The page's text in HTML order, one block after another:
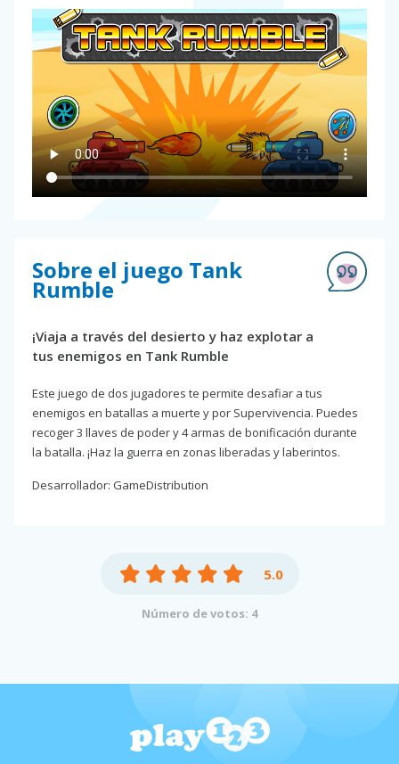
Sobre el juego Tank
Rumble
¡Viaja a través del desierto y haz explotar a
tus enemigos en Tank Rumble
Este juego de dos jugadores te permite desafiar a tus
enemigos en batallas a muerte y por Supervivencia. Puedes
recoger 3 llaves de poder y 4 armas de bonificación durante
la batalla. ¡Haz la guerra en zonas liberadas y laberintos.
Desarrollador: GameDistribution
5.0
Número de votos: 4